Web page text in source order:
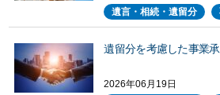
遺言・相続・遺留分
遺留分を考慮した事業
2026年06月19日